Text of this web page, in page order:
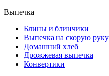
Выпечка
Блины и блинчики
Выпечка на скорую руку
Домашний хлеб
Дрожжевая выпечка
Конвертики